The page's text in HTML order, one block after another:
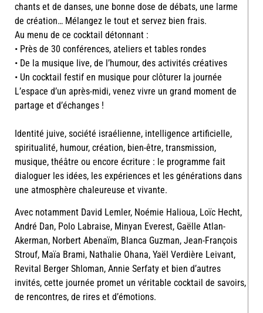
chants et de danses, une bonne dose de débats, une larme
de création… Mélangez le tout et servez bien frais.
Au menu de ce cocktail détonnant :
• Près de 30 conférences, ateliers et tables rondes
• De la musique live, de l’humour, des activités créatives
• Un cocktail festif en musique pour clôturer la journée
L’espace d’un après-midi, venez vivre un grand moment de
partage et d’échanges !
Identité juive, société israélienne, intelligence artificielle,
spiritualité, humour, création, bien-être, transmission,
musique, théâtre ou encore écriture : le programme fait
dialoguer les idées, les expériences et les générations dans
une atmosphère chaleureuse et vivante.
Avec notamment David Lemler, Noémie Halioua, Loïc Hecht,
André Dan, Polo Labraise, Minyan Everest, Gaëlle Atlan-
Akerman, Norbert Abenaïm, Blanca Guzman, Jean-François
Strouf, Maïa Brami, Nathalie Ohana, Yaël Verdière Leivant,
Revital Berger Shloman, Annie Serfaty et bien d’autres
invités, cette journée promet un véritable cocktail de savoirs,
de rencontres, de rires et d’émotions.